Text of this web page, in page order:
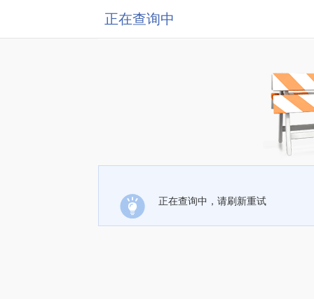
正在查询中
正在查询中，请刷新重试